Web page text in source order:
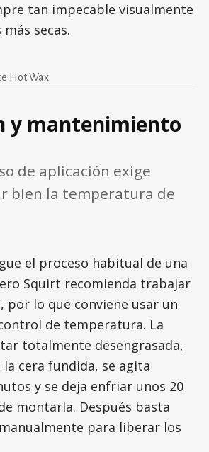
tan impecable visualmente
secas.
Hot Wax
y mantenimiento
de aplicación exige
bien la temperatura de
el proceso habitual de una
Squirt recomienda trabajar
por lo que conviene usar un
de temperatura. La
totalmente desengrasada,
cera fundida, se agita
y se deja enfriar unos 20
montarla. Después basta
para liberar los